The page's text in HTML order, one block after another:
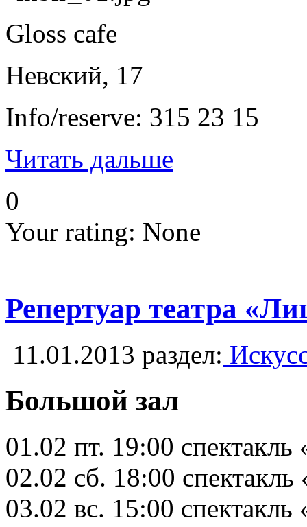
Gloss cafe
Невский, 17
Info/reserve: 315 23 15
Читать дальше
0
Your rating: None
Репертуар театра
11.01.2013 раздел:
Большой зал
01.02 пт. 19:00
02.02 сб. 18:00
03.02 вс. 15:00